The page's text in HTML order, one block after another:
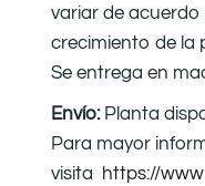
variar de acuerdo
crecimiento de la
Se entrega en
Envío: Planta
Para mayor
visita
https://